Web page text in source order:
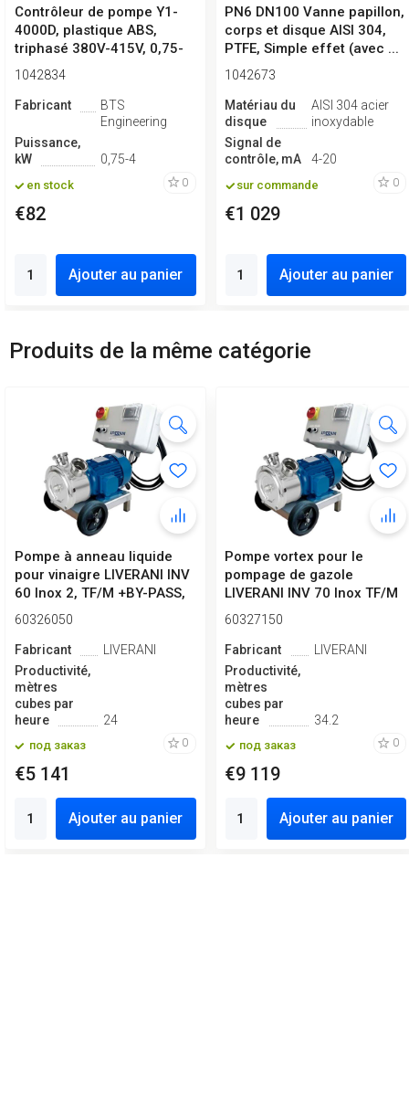
Contrôleur de pompe Y1-
4000D, plastique ABS,
triphasé 380V-415V, 0,75-
4kW
1042834
Fabricant
BTS
Engineering
Puissance,
kW
0,75-4
en stock 0
€82
Ajouter au panier
PN6 DN100 Vanne papillon,
corps et disque AISI 304,
PTFE, Simple effet (avec ...
1042673
Matériau du
disque
AISI 304 acier
inoxydable
Signal de
contrôle, mA
4-20
sur commande 0
€1 029
Ajouter au panier
Produits de la même catégorie
Pompe à anneau liquide
pour vinaigre LIVERANI INV
60 Inox 2, TF/M +BY-PASS,
4...
60326050
Fabricant
LIVERANI
Productivité,
mètres
cubes par
heure
24
под заказ 0
€5 141
Ajouter au panier
Pompe vortex pour le
pompage de gazole
LIVERANI INV 70 Inox TF/M
+ BY-PASS 7,...
60327150
Fabricant
LIVERANI
Productivité,
mètres
cubes par
heure
34.2
под заказ 0
€9 119
Ajouter au panier